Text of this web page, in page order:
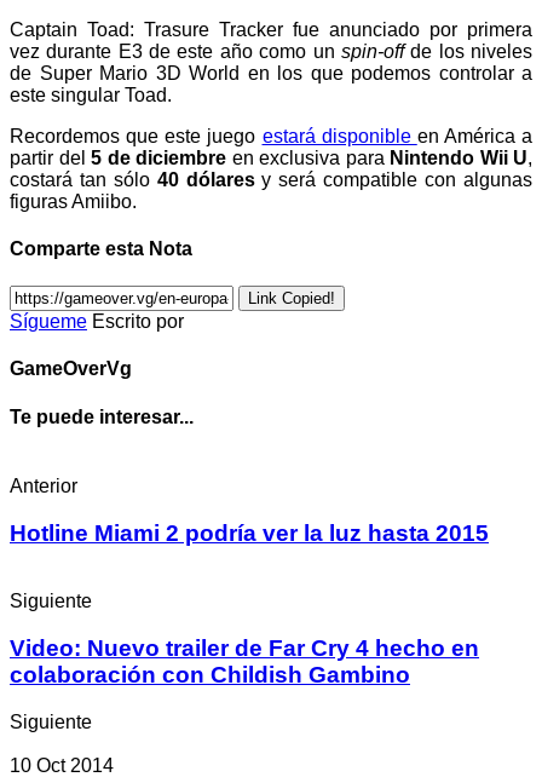
Captain Toad: Trasure Tracker fue anunciado por primera
vez durante E3 de este año como un spin-offde los niveles
de Super Mario 3D World en los que podemos controlar a
este singular Toad.
Recordemos que este juego estará disponible en América a
partir del 5 de diciembre en exclusiva para Nintendo Wii U,
costará tan sólo 40 dólaresy será compatible con algunas
figuras Amiibo.
Comparte esta Nota
Link Copied!
Sígueme Escrito por
GameOverVg
Te puede interesar...
Anterior
Hotline Miami 2 podría ver la luz hasta 2015
Siguiente
Video: Nuevo trailer de Far Cry 4 hecho en
colaboración con Childish Gambino
Siguiente
10 Oct 2014